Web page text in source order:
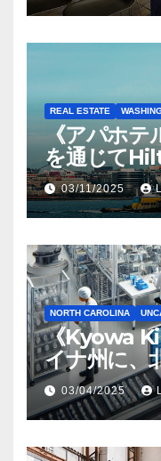
REAL ESTATE
《アパホ
を通じて
完了
03/11/2025
NORTH CAROLINA
《Kyowa
イナ州に、
工場建設を
03/04/2025